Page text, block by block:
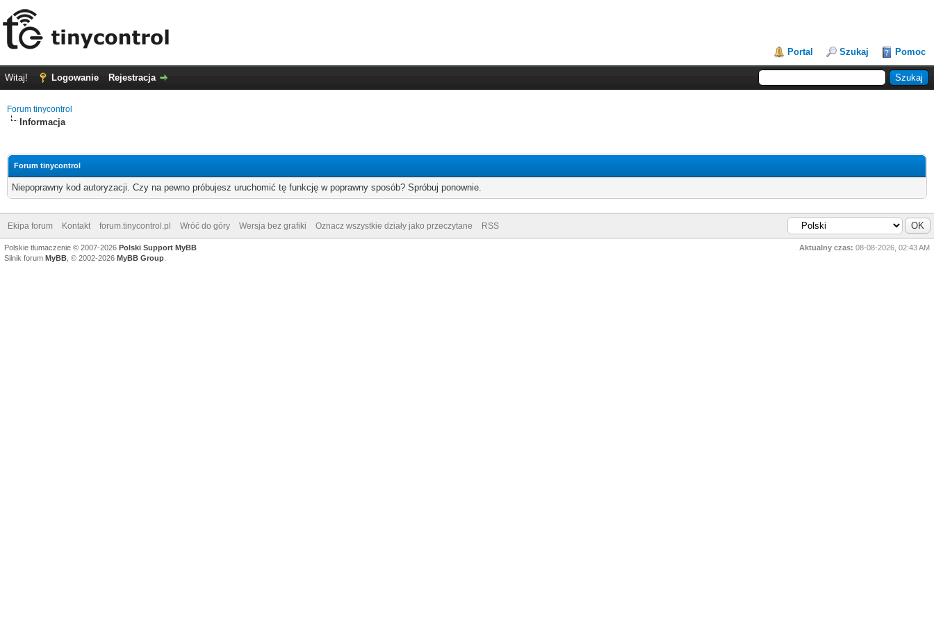
Portal Szukaj Pomoc
Witaj! Logowanie Rejestracja
Forum tinycontrol
Informacja
Forum tinycontrol
Niepoprawny kod autoryzacji. Czy na pewno próbujesz uruchomić tę funkcję w poprawny sposób? Spróbuj ponownie.
Ekipa forum Kontakt forum.tinycontrol.pl Wróć do góry Wersja bez grafiki Oznacz wszystkie działy jako przeczytane RSS
Aktualny czas: 08-08-2026, 02:43 AM
Polskie tłumaczenie © 2007-2026 Polski Support MyBB
Silnik forum MyBB , © 2002-2026 MyBB Group